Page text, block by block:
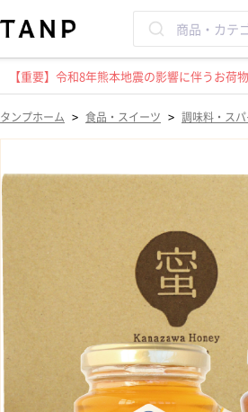
【重要】令和8年熊本地震の影響に伴うお荷
タンプホーム > 食品・スイーツ > 調味料・スパ